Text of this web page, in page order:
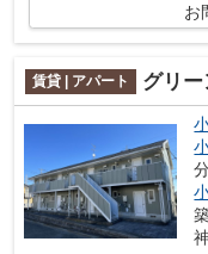
お
賃貸 | アパート グリー